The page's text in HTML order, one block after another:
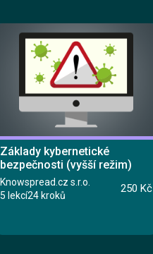
Základy kybernetické
bezpečnosti (vyšší režim)
Knowspread.cz s.r.o.
5 lekcí24 kroků
250 Kč